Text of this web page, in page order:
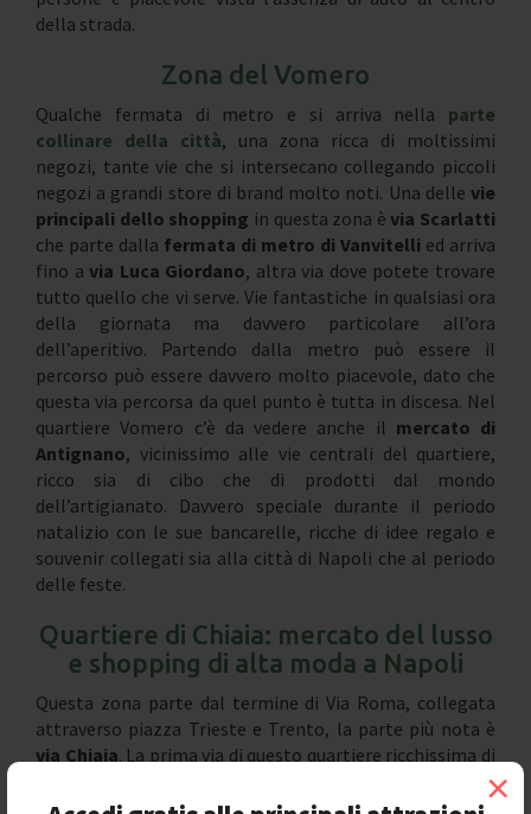
×
della strada.
Zona del Vomero
Qualche fermata di metro e si arriva nella parte
collinare della città, una zona ricca di moltissimi
negozi, tante vie che si intersecano collegando piccoli
negozi a grandi store di brand molto noti. Una delle vie
principali dello shopping in questa zona è via Scarlatti
che parte dalla fermata di metro di Vanvitelli ed arriva
fino avia Luca Giordano, altra via dove potete trovare
tutto quello che vi serve. Vie fantastiche in qualsiasi ora
della giornata ma davvero particolare all’ora
dell’aperitivo. Partendo dalla metro può essere il
percorso può essere davvero molto piacevole, dato che
questa via percorsa da quel punto è tutta in discesa. Nel
quartiere Vomero c’è da vedere anche il mercato di
Antignano, vicinissimo alle vie centrali del quartiere,
ricco sia di cibo che di prodotti dal mondo
dell’artigianato. Davvero speciale durante il periodo
natalizio con le sue bancarelle, ricche di idee regalo e
souvenir collegati sia alla città di Napoli che al periodo
delle feste.
Quartiere di Chiaia: mercato del lusso
e shopping di alta moda a Napoli
Questa zona parte dal termine di Via Roma, collegata
attraverso piazza Trieste e Trento, la parte più nota è
via Chiaia. La prima via di questo quartiere ricchissima di
brand di lusso e negozi
di abiti eleganti. Percorrendola tutta, questa stradina